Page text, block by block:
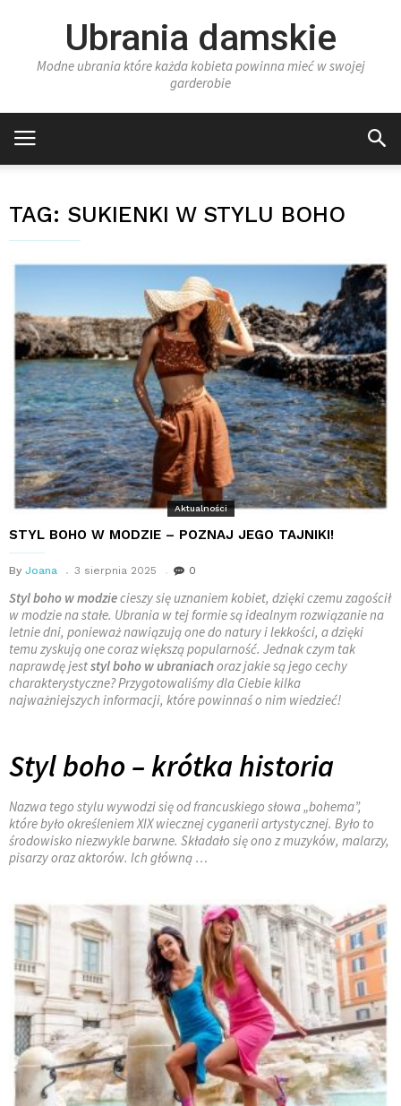
Ubrania damskie
Modne ubrania które każda kobieta powinna mieć w swojej
garderobie
TAG: SUKIENKI W STYLU BOHO
Aktualności
STYL BOHO W MODZIE – POZNAJ JEGO TAJNIKI!
By Joana 3 sierpnia 2025 0
Styl boho w modziecieszy się uznaniem kobiet, dzięki czemu zagościł
w modzie na stałe. Ubrania w tej formie są idealnym rozwiązanie na
letnie dni, ponieważ nawiązują one do natury i lekkości, a dzięki
temu zyskują one coraz większą popularność. Jednak czym tak
naprawdę jeststyl boho w ubraniachoraz jakie są jego cechy
charakterystyczne? Przygotowaliśmy dla Ciebie kilka
najważniejszych informacji, które powinnaś o nim wiedzieć!
Styl boho – krótka historia
Nazwa tego stylu wywodzi się od francuskiego słowa „bohema”,
które było określeniem XIX wiecznej cyganerii artystycznej. Było to
środowisko niezwykle barwne. Składało się ono z muzyków, malarzy,
pisarzy oraz aktorów. Ich główną …